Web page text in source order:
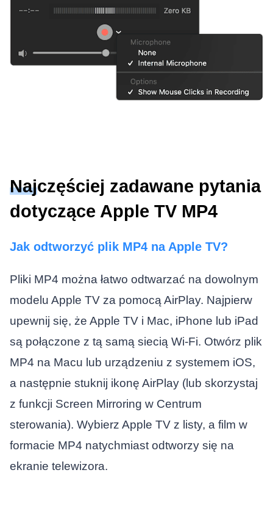
Najczęściej zadawane pytania
dotyczące Apple TV MP4
Jak odtworzyć plik MP4 na Apple TV?
Pliki MP4 można łatwo odtwarzać na dowolnym
modelu Apple TV za pomocą AirPlay. Najpierw
upewnij się, że Apple TV i Mac, iPhone lub iPad
są połączone z tą samą siecią Wi-Fi. Otwórz plik
MP4 na Macu lub urządzeniu z systemem iOS,
a następnie stuknij ikonę AirPlay (lub skorzystaj
z funkcji Screen Mirroring w Centrum
sterowania). Wybierz Apple TV z listy, a film w
formacie MP4 natychmiast odtworzy się na
ekranie telewizora.